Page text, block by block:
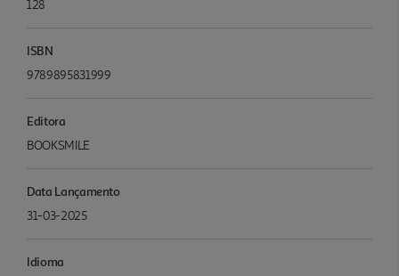
128
ISBN
9789895831999
Editora
BOOKSMILE
Data Lançamento
31-03-2025
Idioma